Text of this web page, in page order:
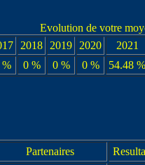
Evolution de votre
2018 2019 2020
2021
% 0 % 0 % 0 % 54.48 %
Partenaires